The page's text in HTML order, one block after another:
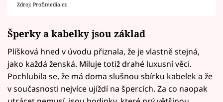
Zdroj: Profimedia.cz
Šperky a kabelky jsou základ
Plíšková hned v úvodu přiznala, že je vlastně stejná,
jako každá ženská. Miluje totiž drahé luxusní věci.
Pochlubila se, že má doma slušnou sbírku kabelek a že
v současnosti nejvíce ujíždí na špercích. Za co naopak